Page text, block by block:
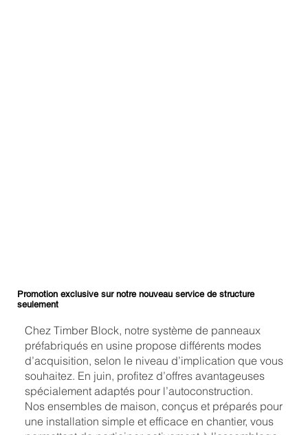
Promotion exclusive sur notre nouveau service de structure
seulement
Chez Timber Block, notre système de panneaux
préfabriqués en usine propose différents modes
d’acquisition, selon le niveau d’implication que vous
souhaitez. En juin, profitez d’offres avantageuses
spécialement adaptés pour l’autoconstruction.
Nos ensembles de maison, conçus et préparés pour
une installation simple et efficace en chantier, vous